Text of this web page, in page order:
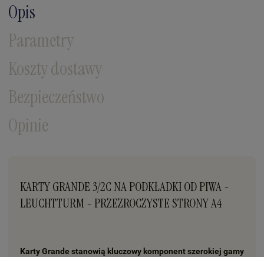
Opis
Parametry
Koszty dostawy
Bezpieczeństwo
Opinie
KARTY GRANDE 3/2C NA PODKŁADKI OD PIWA -
LEUCHTTURM - PRZEZROCZYSTE STRONY A4
Karty Grande stanowią kluczowy komponent szerokiej gamy